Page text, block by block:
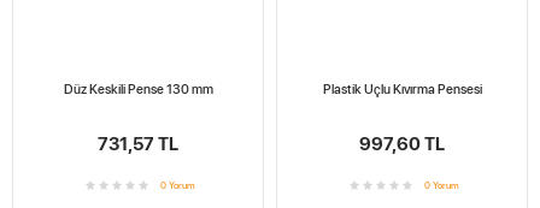
Düz Keskili Pense 130 mm
731,57 TL
0 Yorum
Plastik Uçlu Kıvırma Pensesi
997,60 TL
0 Yorum